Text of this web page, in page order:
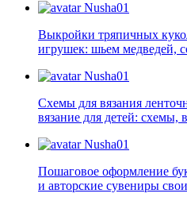
Nusha01
Выкройки тряпичных
игрушек: шьем медведей,
Nusha01
Схемы для вязания
вязание для детей:
Nusha01
Пошаговое оформление
и авторские сувениры